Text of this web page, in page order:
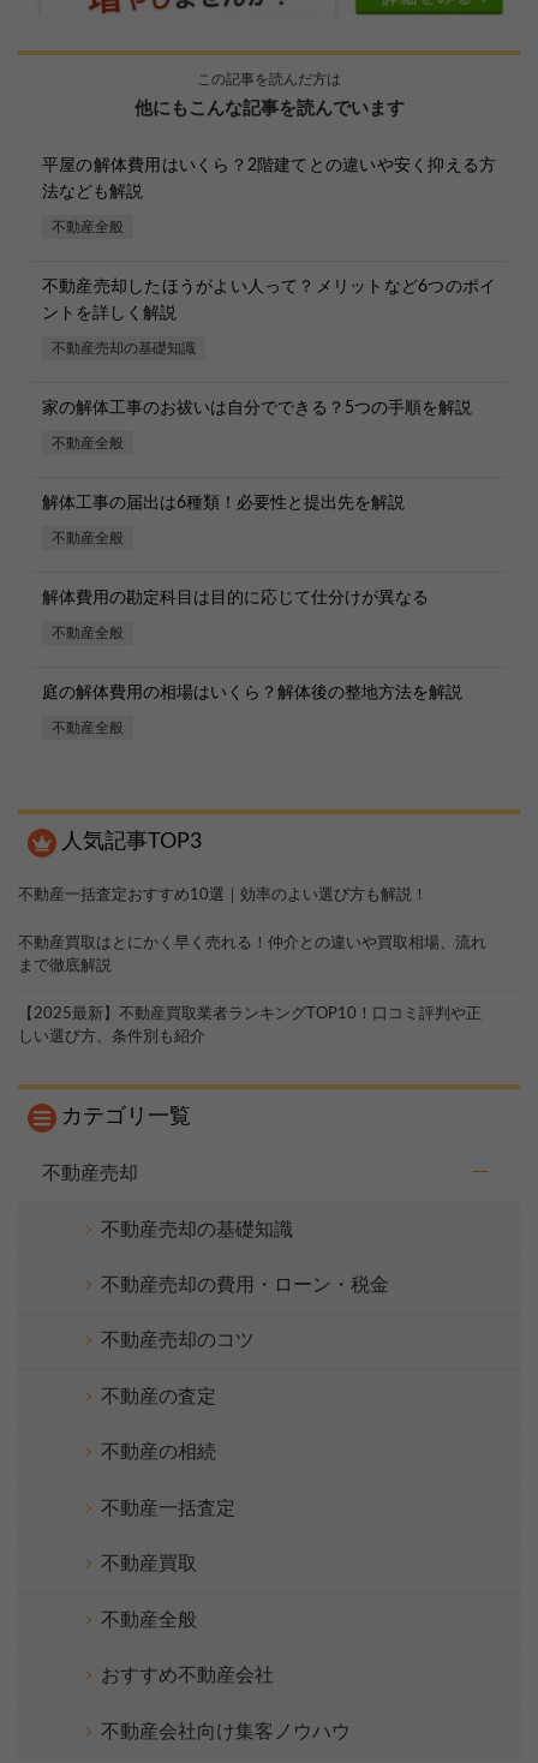
この記事を読んだ方は
他にもこんな記事を読んでいます
平屋の解体費用はいくら？2階建てとの違いや安く抑える方
法なども解説
不動産全般
不動産売却したほうがよい人って？メリットなど6つのポイ
ントを詳しく解説
不動産売却の基礎知識
家の解体工事のお祓いは自分でできる？5つの手順を解説
不動産全般
解体工事の届出は6種類！必要性と提出先を解説
不動産全般
解体費用の勘定科目は目的に応じて仕分けが異なる
不動産全般
庭の解体費用の相場はいくら？解体後の整地方法を解説
不動産全般
人気記事TOP3
不動産一括査定おすすめ10選｜効率のよい選び方も解説！
不動産買取はとにかく早く売れる！仲介との違いや買取相場、流れ
まで徹底解説
【2025最新】不動産買取業者ランキングTOP10！口コミ評判や正
しい選び方、条件別も紹介
カテゴリ一覧
不動産売却
不動産売却の基礎知識
不動産売却の費用・ローン・税金
不動産売却のコツ
不動産の査定
不動産の相続
不動産一括査定
不動産買取
不動産全般
おすすめ不動産会社
不動産会社向け集客ノウハウ